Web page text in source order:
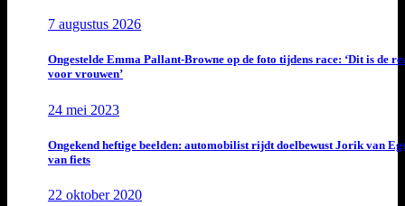
7 augustus 2026
Ongestelde Emma Pallant-Browne op de foto tijdens race: ‘Dit is de
voor vrouwen’
24 mei 2023
Ongekend heftige beelden: automobilist rijdt doelbewust Jorik van
van fiets
22 oktober 2020